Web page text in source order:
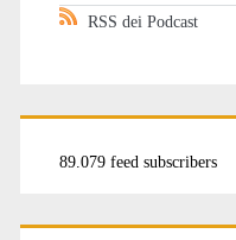
RSS dei Podcast
89.079 feed subscribers